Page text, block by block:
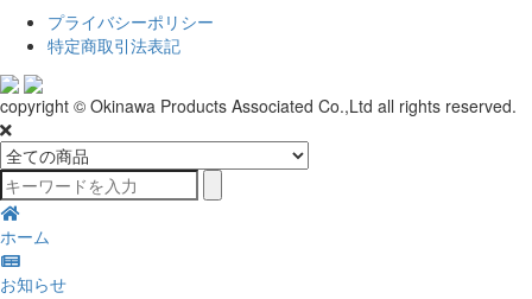
プライバシーポリシー
特定商取引法表記
copyright © Okinawa Products Associated Co.,Ltd all rights reserved.
ホーム
お知らせ